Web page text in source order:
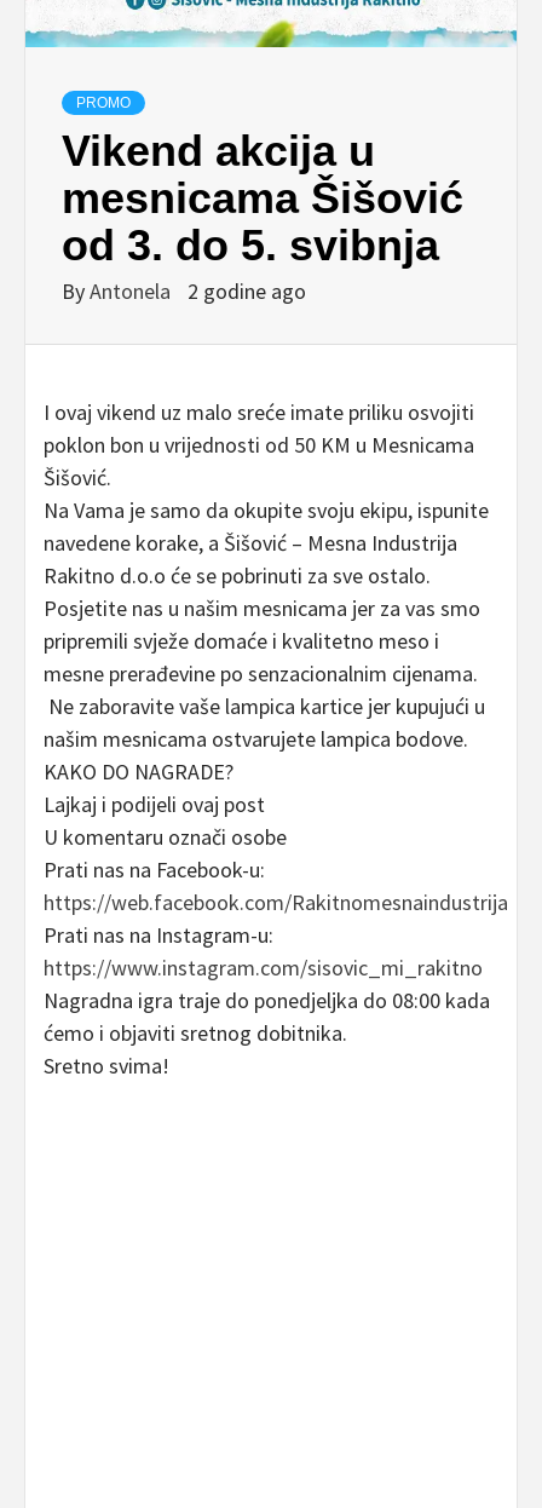
PROMO
Vikend akcija u
mesnicama Šišović
od 3. do 5. svibnja
ByAntonela 2 godine ago
I ovaj vikend uz malo sreće imate priliku osvojiti
poklon bon u vrijednosti od 50 KM u Mesnicama
Šišović.
Na Vama je samo da okupite svoju ekipu, ispunite
navedene korake, a Šišović – Mesna Industrija
Rakitno d.o.o će se pobrinuti za sve ostalo.
Posjetite nas u našim mesnicama jer za vas smo
pripremili svježe domaće i kvalitetno meso i
mesne prerađevine po senzacionalnim cijenama.
Ne zaboravite vaše lampica kartice jer kupujući u
našim mesnicama ostvarujete lampica bodove.
KAKO DO NAGRADE?
Lajkaj i podijeli ovaj post
U komentaru označi osobe
Prati nas na Facebook-u:
https://web.facebook.com/Rakitnomesnaindustrija
Prati nas na Instagram-u:
https://www.instagram.com/sisovic_mi_rakitno
Nagradna igra traje do ponedjeljka do 08:00 kada
ćemo i objaviti sretnog dobitnika.
Sretno svima!